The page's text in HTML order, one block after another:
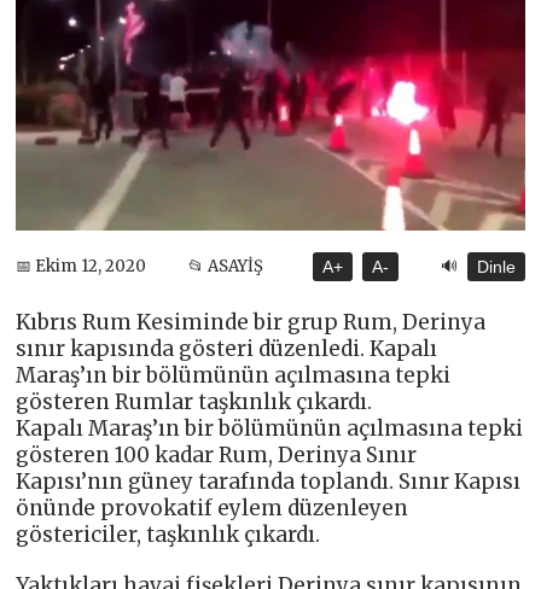
📅 Ekim 12, 2020 📂 ASAYİŞ A+ A- 🔊 Dinle
Kıbrıs Rum Kesiminde bir grup Rum, Derinya
sınır kapısında gösteri düzenledi. Kapalı
Maraş’ın bir bölümünün açılmasına tepki
gösteren Rumlar taşkınlık çıkardı.
Kapalı Maraş’ın bir bölümünün açılmasına tepki
gösteren 100 kadar Rum, Derinya Sınır
Kapısı’nın güney tarafında toplandı. Sınır Kapısı
önünde provokatif eylem düzenleyen
göstericiler, taşkınlık çıkardı.